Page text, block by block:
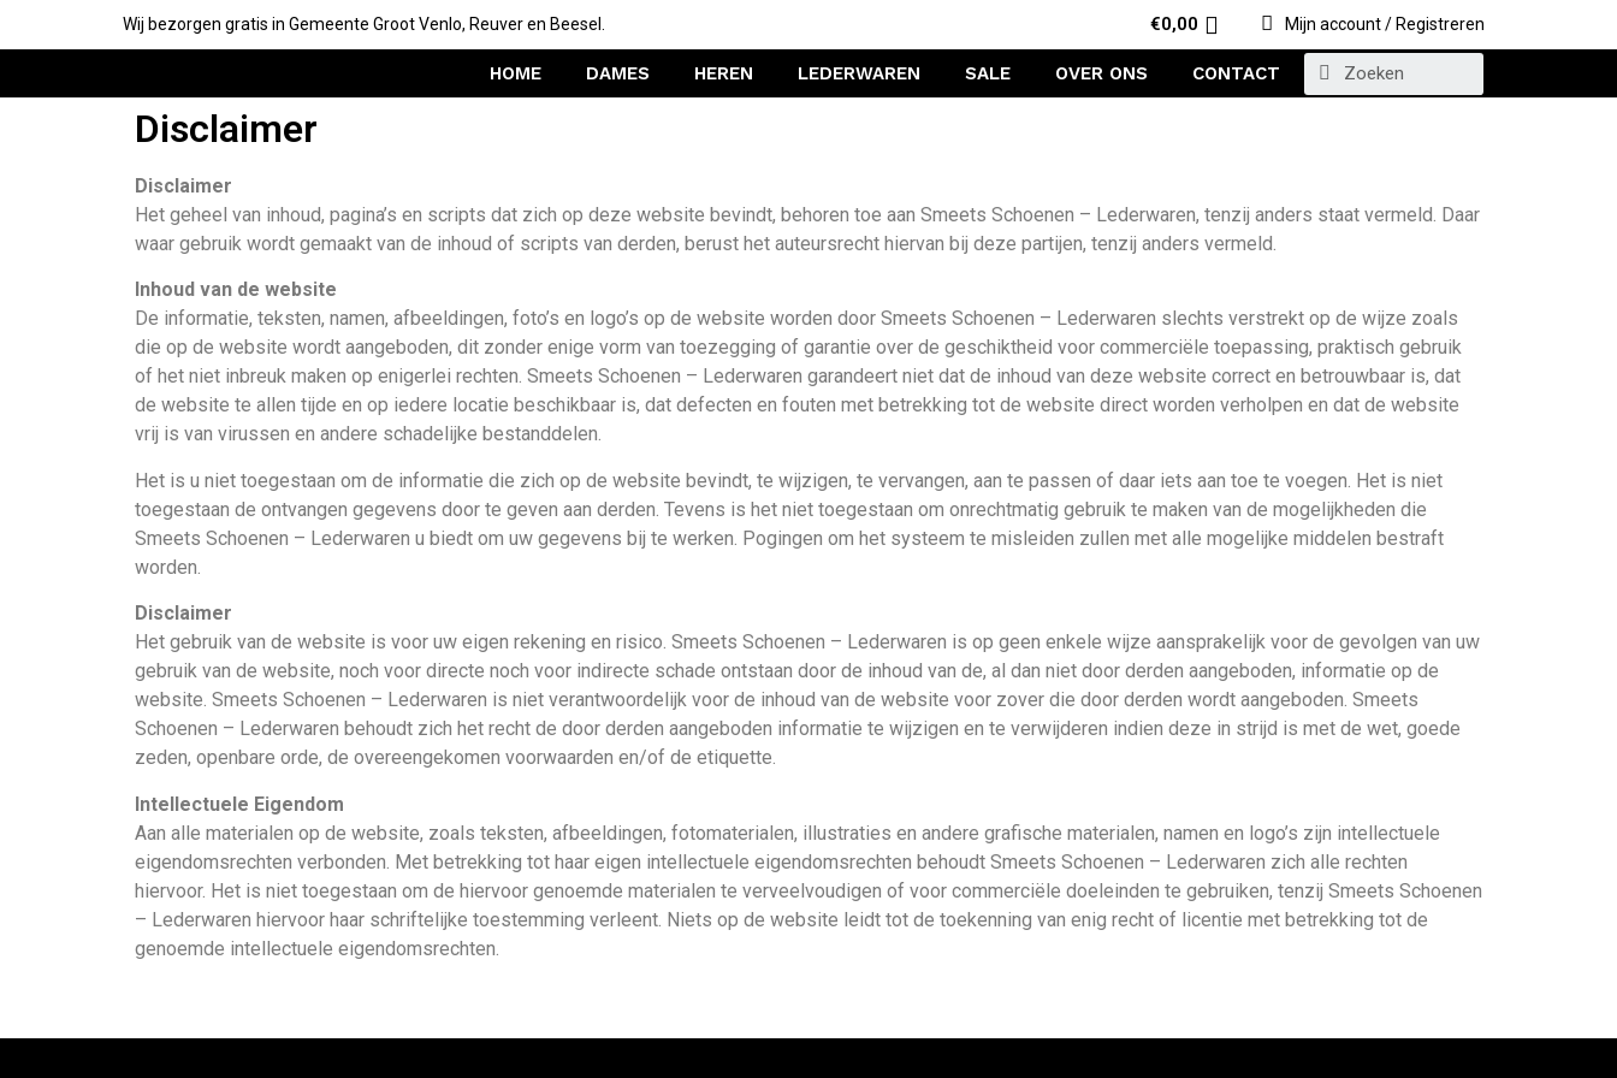
Wij bezorgen gratis in Gemeente Groot Venlo, Reuver en Beesel. €0,00 Mijn account / Registreren
HOME DAMES HEREN LEDERWAREN SALE OVER ONS CONTACT
Disclaimer
Disclaimer
Het geheel van inhoud, pagina’s en scripts dat zich op deze website bevindt, behoren toe aan Smeets Schoenen – Lederwaren, tenzij anders staat vermeld. Daar
waar gebruik wordt gemaakt van de inhoud of scripts van derden, berust het auteursrecht hiervan bij deze partijen, tenzij anders vermeld.
Inhoud van de website
De informatie, teksten, namen, afbeeldingen, foto’s en logo’s op de website worden door Smeets Schoenen – Lederwaren slechts verstrekt op de wijze zoals
die op de website wordt aangeboden, dit zonder enige vorm van toezegging of garantie over de geschiktheid voor commerciële toepassing, praktisch gebruik
of het niet inbreuk maken op enigerlei rechten. Smeets Schoenen – Lederwaren garandeert niet dat de inhoud van deze website correct en betrouwbaar is, dat
de website te allen tijde en op iedere locatie beschikbaar is, dat defecten en fouten met betrekking tot de website direct worden verholpen en dat de website
vrij is van virussen en andere schadelijke bestanddelen.
Het is u niet toegestaan om de informatie die zich op de website bevindt, te wijzigen, te vervangen, aan te passen of daar iets aan toe te voegen. Het is niet
toegestaan de ontvangen gegevens door te geven aan derden. Tevens is het niet toegestaan om onrechtmatig gebruik te maken van de mogelijkheden die
Smeets Schoenen – Lederwaren u biedt om uw gegevens bij te werken. Pogingen om het systeem te misleiden zullen met alle mogelijke middelen bestraft
worden.
Disclaimer
Het gebruik van de website is voor uw eigen rekening en risico. Smeets Schoenen – Lederwaren is op geen enkele wijze aansprakelijk voor de gevolgen van uw
gebruik van de website, noch voor directe noch voor indirecte schade ontstaan door de inhoud van de, al dan niet door derden aangeboden, informatie op de
website. Smeets Schoenen – Lederwaren is niet verantwoordelijk voor de inhoud van de website voor zover die door derden wordt aangeboden. Smeets
Schoenen – Lederwaren behoudt zich het recht de door derden aangeboden informatie te wijzigen en te verwijderen indien deze in strijd is met de wet, goede
zeden, openbare orde, de overeengekomen voorwaarden en/of de etiquette.
Intellectuele Eigendom
Aan alle materialen op de website, zoals teksten, afbeeldingen, fotomaterialen, illustraties en andere grafische materialen, namen en logo’s zijn intellectuele
eigendomsrechten verbonden. Met betrekking tot haar eigen intellectuele eigendomsrechten behoudt Smeets Schoenen – Lederwaren zich alle rechten
hiervoor. Het is niet toegestaan om de hiervoor genoemde materialen te verveelvoudigen of voor commerciële doeleinden te gebruiken, tenzij Smeets Schoenen
– Lederwaren hiervoor haar schriftelijke toestemming verleent. Niets op de website leidt tot de toekenning van enig recht of licentie met betrekking tot de
genoemde intellectuele eigendomsrechten.